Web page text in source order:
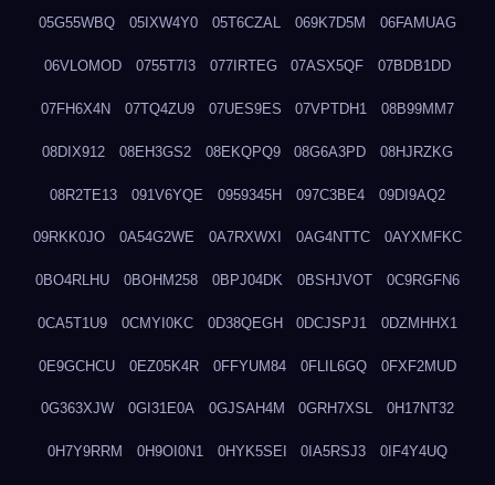
05G55WBQ 05IXW4Y0 05T6CZAL 069K7D5M 06FAMUAG
06VLOMOD 0755T7I3 077IRTEG 07ASX5QF 07BDB1DD
07FH6X4N 07TQ4ZU9 07UES9ES 07VPTDH1 08B99MM7
08DIX912 08EH3GS2 08EKQPQ9 08G6A3PD 08HJRZKG
08R2TE13 091V6YQE 0959345H 097C3BE4 09DI9AQ2
09RKK0JO 0A54G2WE 0A7RXWXI 0AG4NTTC 0AYXMFKC
0BO4RLHU 0BOHM258 0BPJ04DK 0BSHJVOT 0C9RGFN6
0CA5T1U9 0CMYI0KC 0D38QEGH 0DCJSPJ1 0DZMHHX1
0E9GCHCU 0EZ05K4R 0FFYUM84 0FLIL6GQ 0FXF2MUD
0G363XJW 0GI31E0A 0GJSAH4M 0GRH7XSL 0H17NT32
0H7Y9RRM 0H9OI0N1 0HYK5SEI 0IA5RSJ3 0IF4Y4UQ